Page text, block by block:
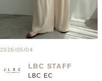
2026/05/04
LBC STAFF
LBC EC